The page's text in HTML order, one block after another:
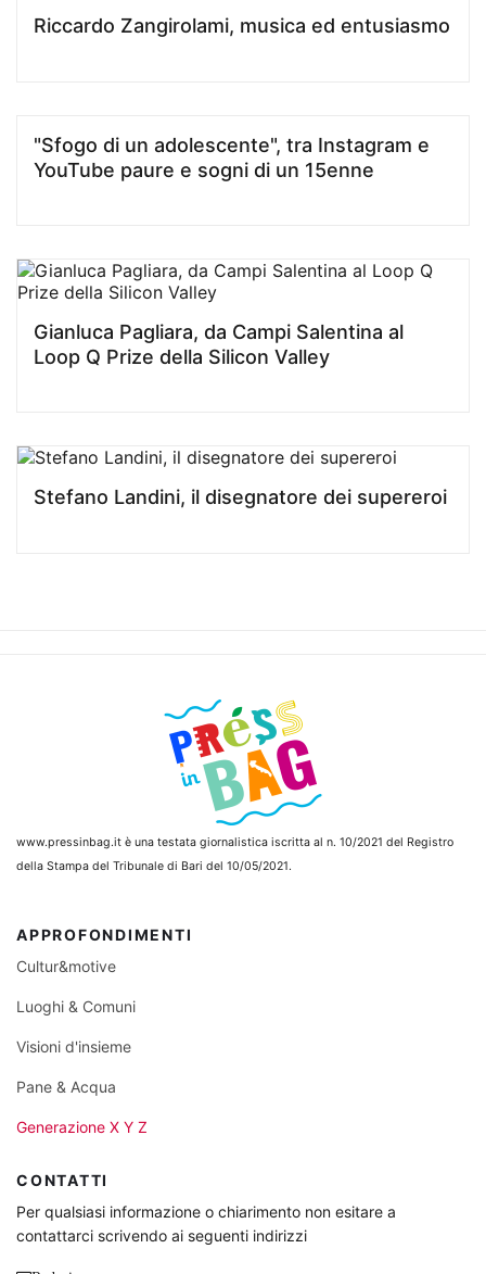
Riccardo Zangirolami, musica ed entusiasmo
"Sfogo di un adolescente", tra Instagram e
YouTube paure e sogni di un 15enne
Gianluca Pagliara, da Campi Salentina al
Loop Q Prize della Silicon Valley
Stefano Landini, il disegnatore dei supereroi
www.pressinbag.it è una testata giornalistica iscritta al n. 10/2021 del Registro
della Stampa del Tribunale di Bari del 10/05/2021.
APPROFONDIMENTI
Cultur&motive
Luoghi & Comuni
Visioni d'insieme
Pane & Acqua
Generazione X Y Z
CONTATTI
Per qualsiasi informazione o chiarimento non esitare a
contattarci scrivendo ai seguenti indirizzi